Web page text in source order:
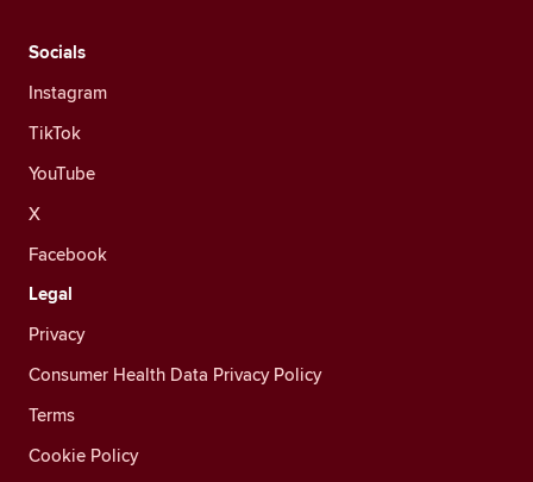
Socials
Instagram
TikTok
YouTube
X
Facebook
Legal
Privacy
Consumer Health Data Privacy Policy
Terms
Cookie Policy